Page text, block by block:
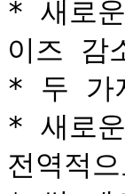
* 새로
이즈 감
* 두 가
* 새로
전역적